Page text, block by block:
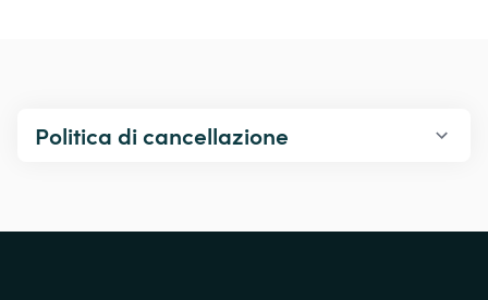
Politica di cancellazione